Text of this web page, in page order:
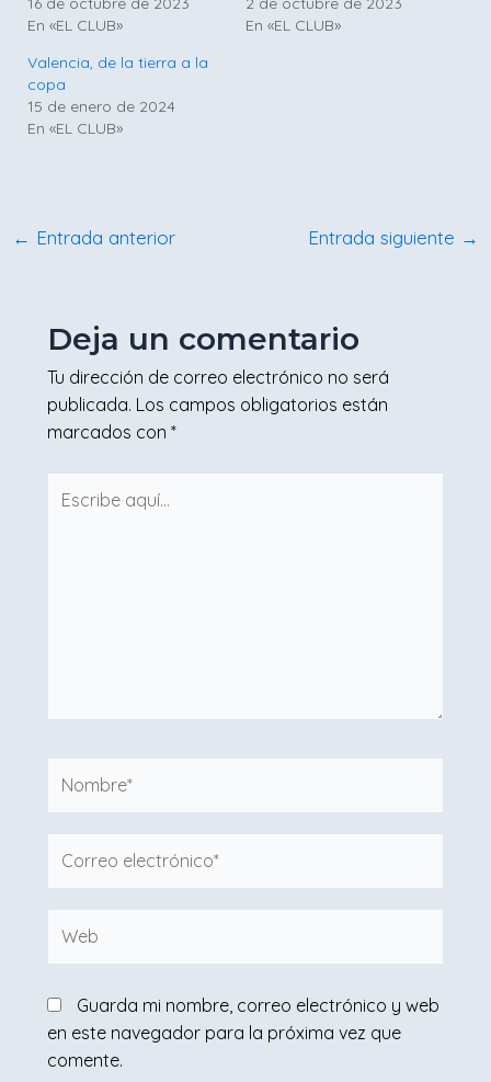
En «EL CLUB»
En «EL CLUB»
Valencia, de la tierra a la
copa
15 de enero de 2024
En «EL CLUB»
← Entrada anterior Entrada siguiente →
Deja un comentario
Tu dirección de correo electrónico no será
publicada. Los campos obligatorios están
marcados con *
aquí...
electrónico*
Guarda mi nombre, correo electrónico y web
en este navegador para la próxima vez que
comente.